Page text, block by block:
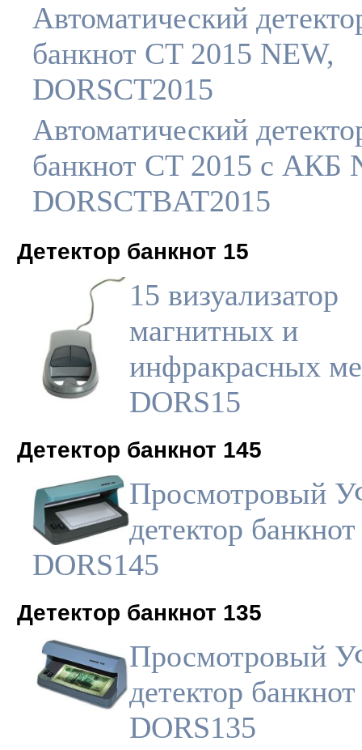
Автоматический
банкнот CT 2015 NEW,
DORSCT2015
Автоматический
банкнот CT 2015 с АКБ
DORSCTBAT2015
Детектор банкнот 15
15 визуализатор
магнитных и
инфракрасных
DORS15
Детектор банкнот 145
Просмотровый
детектор
DORS145
Детектор банкнот 135
Просмотровый
детектор
DORS135